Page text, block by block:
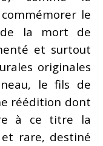
le
de la mort de
et surtout
originales
le fils de
réédition dont
à ce titre la
et rare, destiné